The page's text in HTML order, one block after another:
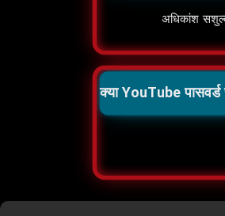
अधिकांश
क्या YouTube पासवर्ड